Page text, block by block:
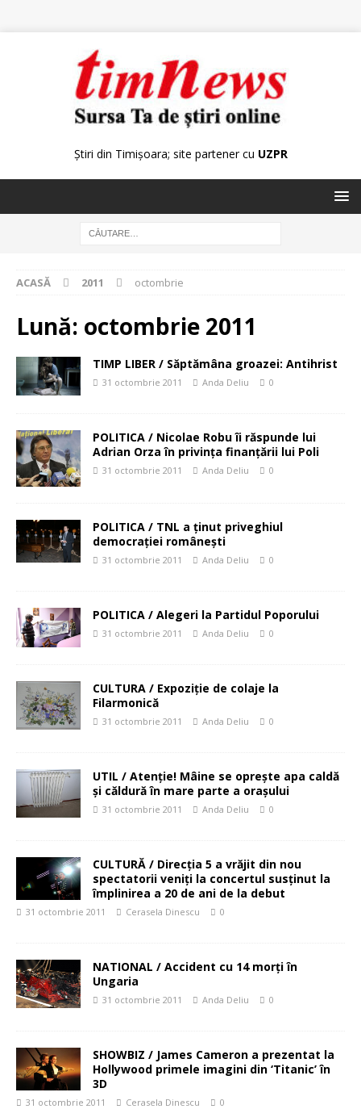
Știri din Timișoara; site partener cu UZPR
ACASĂ 2011 octombrie
Lună: octombrie 2011
TIMP LIBER / Săptămâna groazei: Antihrist
31 octombrie 2011 Anda Deliu 0
POLITICA / Nicolae Robu îi răspunde lui
Adrian Orza în privinţa finanţării lui Poli
31 octombrie 2011 Anda Deliu 0
POLITICA / TNL a ţinut priveghiul
democraţiei româneşti
31 octombrie 2011 Anda Deliu 0
POLITICA / Alegeri la Partidul Poporului
31 octombrie 2011 Anda Deliu 0
CULTURA / Expoziţie de colaje la
Filarmonică
31 octombrie 2011 Anda Deliu 0
UTIL / Atenţie! Mâine se opreşte apa caldă
şi căldură în mare parte a oraşului
31 octombrie 2011 Anda Deliu 0
CULTURĂ / Direcţia 5 a vrăjit din nou
spectatorii veniţi la concertul susţinut la
împlinirea a 20 de ani de la debut
31 octombrie 2011 Cerasela Dinescu 0
NATIONAL / Accident cu 14 morţi în
Ungaria
31 octombrie 2011 Anda Deliu 0
SHOWBIZ / James Cameron a prezentat la
Hollywood primele imagini din ‘Titanic’ în
3D
31 octombrie 2011 Cerasela Dinescu 0